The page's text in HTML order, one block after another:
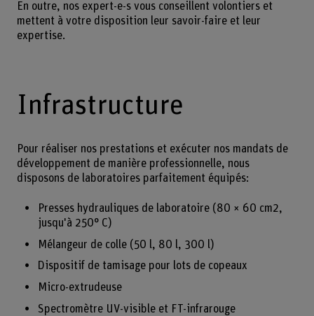
En outre, nos expert-e-s vous conseillent volontiers et
mettent à votre disposition leur savoir-faire et leur
expertise.
Infrastructure
Pour réaliser nos prestations et exécuter nos mandats de
développement de manière professionnelle, nous
disposons de laboratoires parfaitement équipés:
Presses hydrauliques de laboratoire (80 × 60 cm2,
jusqu'à 250° C)
Mélangeur de colle (50 l, 80 l, 300 l)
Dispositif de tamisage pour lots de copeaux
Micro-extrudeuse
Spectromètre UV-visible et FT-infrarouge